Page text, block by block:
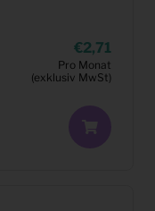
2,71
Pro Monat
(exklusiv MwSt)